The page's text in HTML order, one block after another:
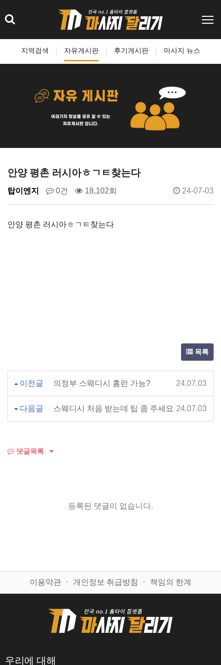
지역검색 자유게시판 후기게시판 마사지 뉴스
안양 평촌 러시아ㅎㄱㅌ찾는다
탑이엔지 0건 18,102회 24-07-03
안양 평촌 러시아ㅎㄱㅌ찾는다
목록
이전글 의정부 스웨디시 홈런 가능? 24.07.03
다음글 스웨디시 처음 받는데 팁 좀 주세요 24.07.03
댓글목록
등록된 댓글이 없습니다.
이용약관 ㆍ 개인정보 취급방침 ㆍ 책임의 한계
우리에 대해